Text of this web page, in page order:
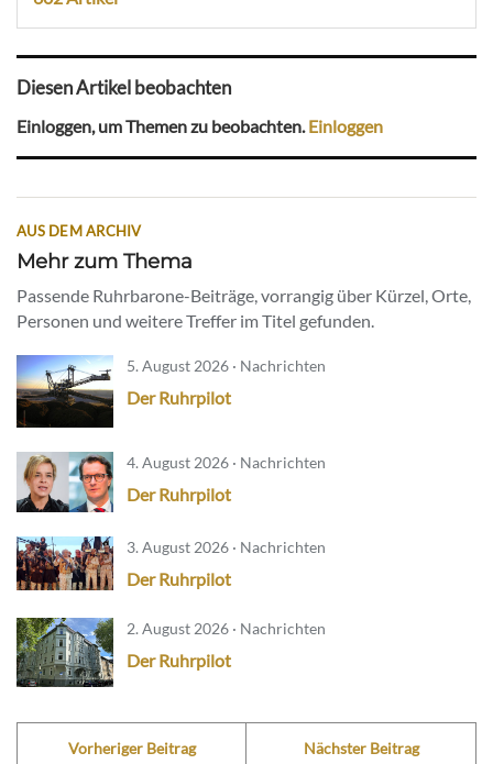
Diesen Artikel beobachten
Einloggen, um Themen zu beobachten.Einloggen
AUS DEM ARCHIV
Mehr zum Thema
Passende Ruhrbarone-Beiträge, vorrangig über Kürzel, Orte,
Personen und weitere Treffer im Titel gefunden.
5. August 2026 · Nachrichten
Der Ruhrpilot
4. August 2026 · Nachrichten
Der Ruhrpilot
3. August 2026 · Nachrichten
Der Ruhrpilot
2. August 2026 · Nachrichten
Der Ruhrpilot
Vorheriger Beitrag Nächster Beitrag